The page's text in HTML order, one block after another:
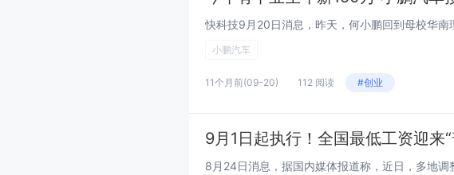
小鹏汽车
11个月前(09-20) 112 阅读 #创业
9月1日起执行！全国最低工资迎来